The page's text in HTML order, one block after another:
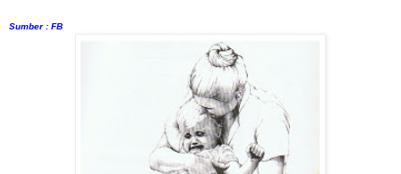
Sumber : FB